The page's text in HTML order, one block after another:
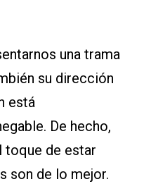
una trama
su dirección
está
De hecho,
toque de estar
son de lo mejor.